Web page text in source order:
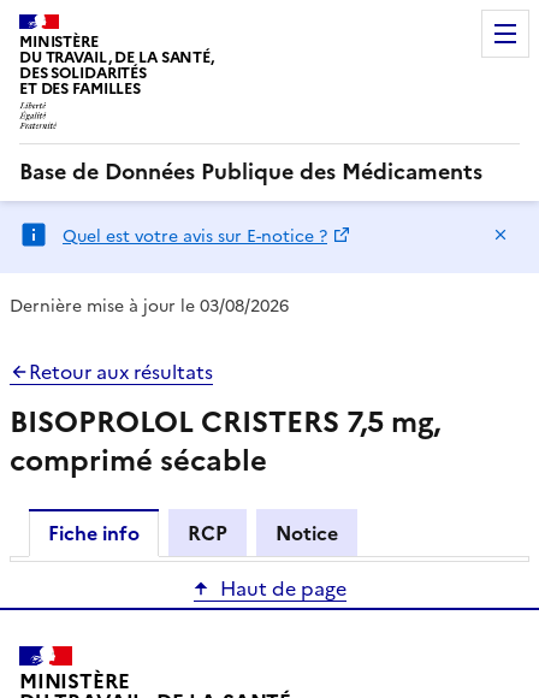
MINISTÈRE
DU TRAVAIL, DE LA SANTÉ,
DES SOLIDARITÉS
ET DES FAMILLES
Base de Données Publique des Médicaments
Quel est votre avis sur E-notice ?
Dernière mise à jour le 03/08/2026
Retour aux résultats
BISOPROLOL CRISTERS 7,5 mg,
comprimé sécable
Fiche info RCP
Notice
Haut de page
MINISTÈRE